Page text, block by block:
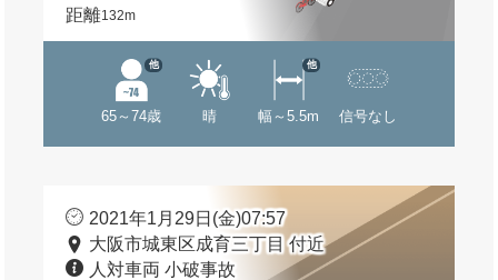
距離132m
65～74歳
他
晴 幅～5.5m
他
信号なし
2021年1月29日(金)07:57
大阪市城東区成育三丁目 付近
人対車両 小破事故